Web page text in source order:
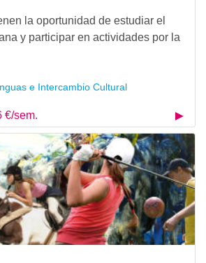
la oportunidad de estudiar el
y participar en actividades por la
e Intercambio Cultural
€/sem.